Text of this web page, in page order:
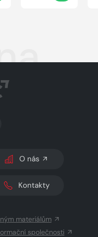
SVĚTLÝ/TMAVÝ REŽIM
O nás
Kontakty
materiálům
společnosti